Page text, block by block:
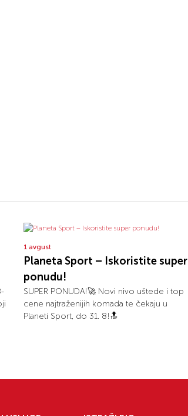
1 avgust
Planeta Sport – Iskoristite super
ponudu!
SUPER PONUDA!🚀 Novi nivo uštede i top
cene najtraženijih komada te čekaju u
Planeti Sport, do 31. 8!🔝